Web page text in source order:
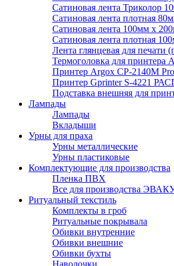
Сатиновая лента Триколор
Сатиновая лента плотная
Сатиновая лента 100мм х
Сатиновая лента плотная
Лента глянцевая для печати
Термоголовка для принтера
Принтер Argox CP-2140M Pro
Принтер Gprinter S-4221
Подставка внешняя для
Лампады
Лампады
Вкладыши
Урны для праха
Урны металлические
Урны пластиковые
Комплектующие для производства
Пленка ПВХ
Все для производства
Ритуальный текстиль
Комплекты в гроб
Ритуальные покрывала
Обивки внутренние
Обивки внешние
Обивки бухты
Наволочки